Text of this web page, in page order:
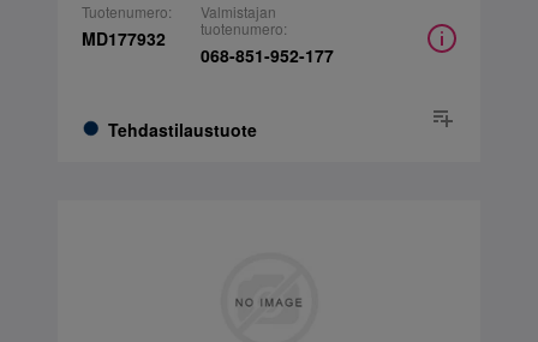
Tuotenumero:
MD177932
Tehdastilaustuote
Valmistajan
tuotenumero:
068-851-952-177